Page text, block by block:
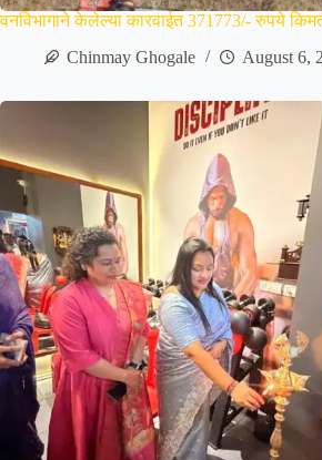
वनविभागाने केलेल्या कारवाईत 371773/- रुपये
Chinmay Ghogale
August 6,